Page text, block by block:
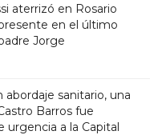
aterrizó en Rosario
en el último
Jorge
abordaje sanitario, una
Barros fue
urgencia a la Capital